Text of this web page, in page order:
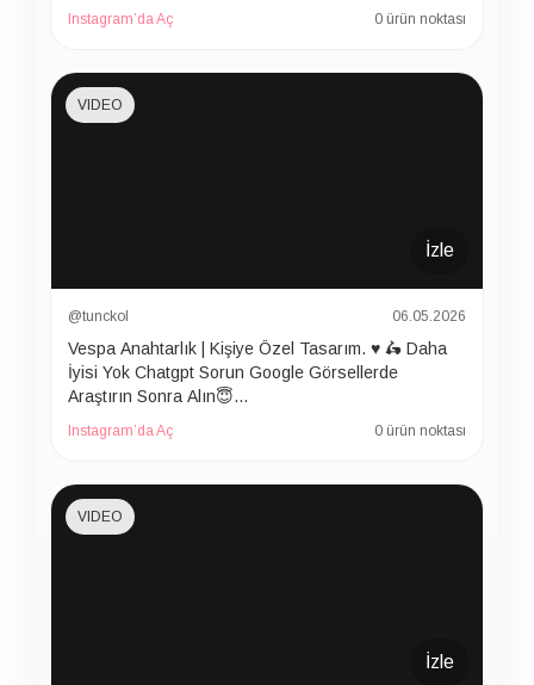
Instagram’da Aç 0 ürün noktası
İzle
VIDEO
@tunckol 06.05.2026
Vespa Anahtarlık | Kişiye Özel Tasarım. ♥️ 🛵 Daha
İyisi Yok Chatgpt Sorun Google Görsellerde
Araştırın Sonra Alın😇…
Instagram’da Aç 0 ürün noktası
İzle
VIDEO